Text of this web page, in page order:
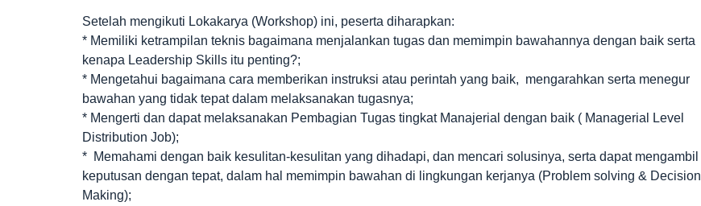
Setelah mengikuti Lokakarya (Workshop) ini, peserta diharapkan:
* Memiliki ketrampilan teknis bagaimana menjalankan tugas dan memimpin bawahannya dengan baik serta
kenapa Leadership Skills itu penting?;
* Mengetahui bagaimana cara memberikan instruksi atau perintah yang baik, mengarahkan serta menegur
bawahan yang tidak tepat dalam melaksanakan tugasnya;
* Mengerti dan dapat melaksanakan Pembagian Tugas tingkat Manajerial dengan baik ( Managerial Level
Distribution Job);
* Memahami dengan baik kesulitan-kesulitan yang dihadapi, dan mencari solusinya, serta dapat mengambil
keputusan dengan tepat, dalam hal memimpin bawahan di lingkungan kerjanya (Problem solving & Decision
Making);